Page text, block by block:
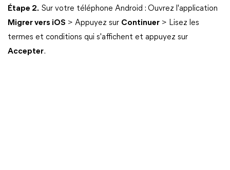
Étape 2. Sur votre téléphone Android : Ouvrez l'application
Migrer vers iOS > Appuyez sur Continuer > Lisez les
termes et conditions qui s'affichent et appuyez sur
Accepter.